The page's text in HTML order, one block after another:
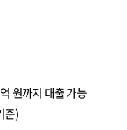
원까지 대출 가능
준)